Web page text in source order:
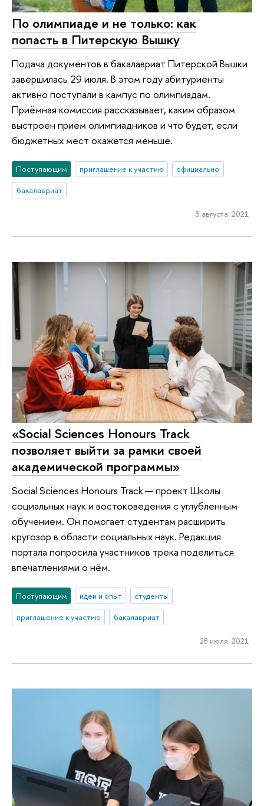
По олимпиаде и не только: как
попасть в Питерскую Вышку
Подача документов в бакалавриат Питерской Вышки
завершилась 29 июля. В этом году абитуриенты
активно поступали в кампус по олимпиадам.
Приёмная комиссия рассказывает, каким образом
выстроен приём олимпиадников и что будет, если
бюджетных мест окажется меньше.
Поступающим приглашение к участию
официально
бакалавриат
3 августа 2021
«Social Sciences Honours Track
позволяет выйти за рамки своей
академической программы»
Social Sciences Honours Track — проект Школы
социальных наук и востоковедения с углубленным
обучением. Он помогает студентам расширить
кругозор в области социальных наук. Редакция
портала попросила участников трека поделиться
впечатлениями о нём.
Поступающим идеи и опыт
студенты
приглашение к участию
бакалавриат
28 июля 2021